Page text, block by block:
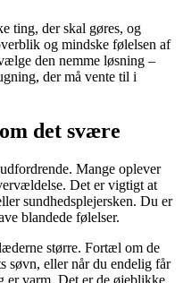
ting, der skal gøres, og
og mindske følelsen af
den nemme løsning –
der må vente til i
det svære
Mange oplever
Det er vigtigt at
sundhedsplejersken. Du er
blandede følelser.
større. Fortæl om de
søvn, eller når du endelig får
er varm. Det er de øjeblikke,